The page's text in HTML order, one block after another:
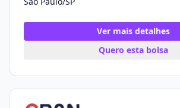
Ver mais detalhes
Quero esta bolsa